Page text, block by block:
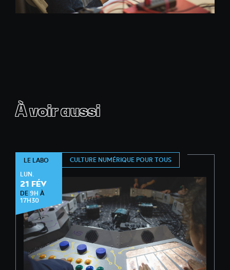
À voir aussi
LE LABO
LUN.
21 FÉV
DE 9H À
17H30
CULTURE NUMÉRIQUE POUR TOUS